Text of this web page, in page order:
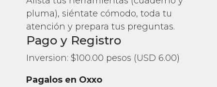
pluma), siéntate cómodo, toda tu
atención y prepara tus preguntas.
Pago y Registro
Inversion: $100.00 pesos (USD 6.00)
Pagalos en Oxxo